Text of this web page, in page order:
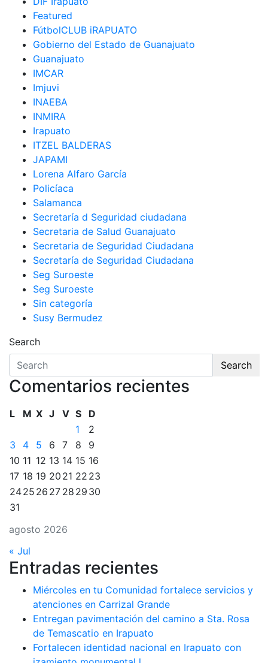
Featured
FútbolCLUB iRAPUATO
Gobierno del Estado de Guanajuato
Guanajuato
IMCAR
Imjuvi
INAEBA
INMIRA
Irapuato
ITZEL BALDERAS
JAPAMI
Lorena Alfaro García
Policíaca
Salamanca
Secretaría d Seguridad ciudadana
Secretaria de Salud Guanajuato
Secretaria de Seguridad Ciudadana
Secretaría de Seguridad Ciudadana
Seg Suroeste
Seg Suroeste
Sin categoría
Susy Bermudez
Search
Search
Comentarios recientes
agosto 2026
L M X J V S
D
1
2
3
4 5 6 7 8
9
10 11 12 13 14 15 16
17 18 19 20 21 22 23
2425 26 27 28 29 30
31
« Jul
Entradas recientes
Miércoles en tu Comunidad fortalece servicios y
atenciones en Carrizal Grande
Entregan pavimentación del camino a Sta. Rosa
de Temascatio en Irapuato
Fortalecen identidad nacional en Irapuato con